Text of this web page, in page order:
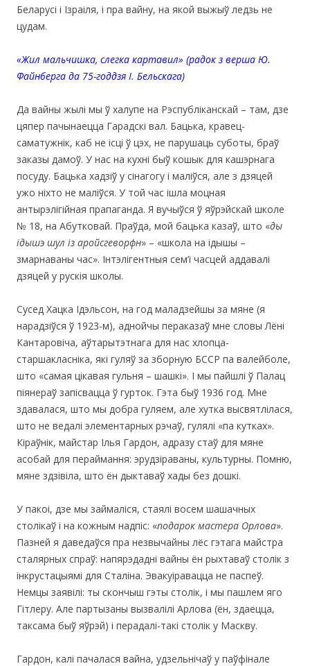
Беларусі і Ізраіля, і пра вайну, на якой выжыў ледзь не
цудам.
«Жил мальчишка, слегка картавил» (радок з верша Ю.
Файнберга да 75-годдзя І. Бельскага)
Да вайны жылі мы ў халупе на Рэспубліканскай – там, дзе
цяпер пачынаецца Гарадскі вал. Бацька, кравец-
саматужнік, каб не ісці ў цэх, не парушаць суботы, браў
заказы дамоў. У нас на кухні быў кошык для кашэрнага
посуду. Бацька хадзіў у сінагогу і маліўся, але з дзяцей
ужо ніхто не маліўся. У той час ішла моцная
антырэлігійная прапаганда. Я вучыўся ў яўрэйскай школе
№ 18, на Абутковай. Праўда, мой бацька казаў, што «ды
ідышэ шул із аройсгеворфн» – «школа на ідышы –
змарнаваны час». Інтэлігентныя сем’і часцей аддавалі
дзяцей у рускія школы.
Сусед Хацка Ідэльсон, на год маладзейшы за мяне (я
нарадзіўся ў 1923-м), аднойчы пераказаў мне словы Лёні
Кантаровіча, аўтарытэтнага для нас хлопца-
старшакласніка, які гуляў за зборную БССР па валейболе,
што «самая цікавая гульня – шашкі». І мы пайшлі ў Палац
піянераў запісвацца ў гурток. Гэта быў 1936 год. Мне
здавалася, што мы добра гуляем, але хутка высвятлілася,
што не ведалі элементарных рэчаў, гулялі «па кутках».
Кіраўнік, майстар Ілья Гардон, адразу стаў для мяне
асобай для пераймання: эрудзіраваны, культурны. Помню,
мяне здзівіла, што ён дыктаваў хады без дошкі.
У пакоі, дзе мы займаліся, стаялі восем шашачных
столікаў і на кожным надпіс: «подарок мастера Орлова».
Пазней я даведаўся пра незвычайны лёс гэтага майстра
сталярных спраў: напярэдадні вайны ён рыхтаваў столік з
інкрустацыямі для Сталіна. Эвакуіравацца не паспеў.
Немцы заявілі: ты скончыш гэты столік, і мы пашлем яго
Гітлеру. Але партызаны вызвалілі Арлова (ён, здаецца,
таксама быў яўрэй) і перадалі-такі столік у Маскву.
Гардон, калі пачалася вайна, удзельнічаў у паўфінале